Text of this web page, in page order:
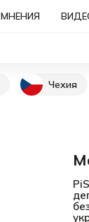
МНЕНИЯ
Чехия